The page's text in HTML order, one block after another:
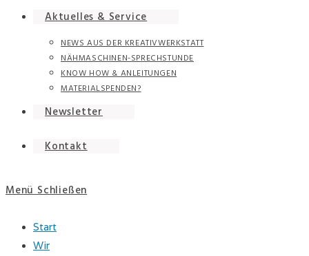
Aktuelles & Service
NEWS AUS DER KREATIVWERKSTATT
NÄHMASCHINEN-SPRECHSTUNDE
KNOW HOW & ANLEITUNGEN
MATERIALSPENDEN?
Newsletter
Kontakt
Menü Schließen
Start
Wir